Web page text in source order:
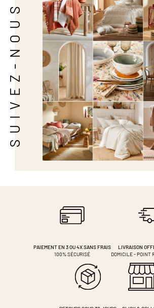
SUIVEZ-NOUS
PAIEMENT EN 3 OU 4XSANS FRAIS
100% SÉCURISÉ
LIVRAISON
DOMICILE - POINT